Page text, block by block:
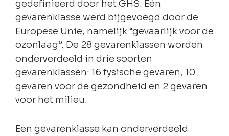
gedefinieerd door het GHS. Eén
gevarenklasse werd bijgevoegd door de
Europese Unie, namelijk “gevaarlijk voor de
ozonlaag”. De 28 gevarenklassen worden
onderverdeeld in drie soorten
gevarenklassen: 16 fysische gevaren, 10
gevaren voor de gezondheid en 2 gevaren
voor het milieu.
Een gevarenklasse kan onderverdeeld